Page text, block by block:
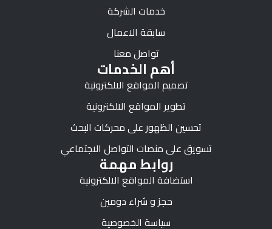
خدمات الشركة
سابقة الاعمال
تواصل معنا
أهم الخدمات
تصميم المواقع الالكترونية
تطوير المواقع الالكترونية
تحسين الظهور على محركات البحث
تسويق على منصات التواصل الاجتماعي
روابط مهمة
استضافة المواقع الالكترونية
حجز و شراء دومين
سياسة الخصوصية